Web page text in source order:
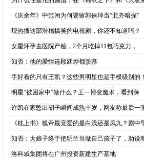
· 《庆余年》中范闲为何要留郭保坤当“北齐暗探”
·现热播这部滑稽搞笑的电视剧，你还不知道吗？
·女星怀孕去医院产检，2个月吃掉11包巧克力，
·知否：他的爱情连顾廷烨都羡慕
·手好看的只有王凯？这些男明星也是手模级别的！
·明星“被困家中”做什么？王一博变魔术，看到薛
·许凯在家憋出胡子瞬间成熟十岁，网友称最后一
· 《枕上书》狐帝最宠爱的是白浅还是凤九？剧中
·知否：大娘子终于把明兰当做自己孩子了，劝说
·洛科威集团将在广州投资新建生产基地